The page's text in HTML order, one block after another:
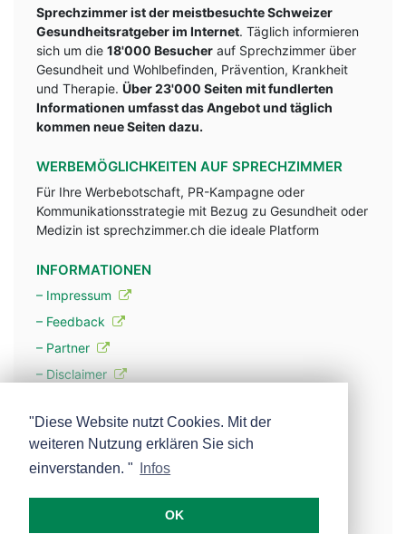
Sprechzimmer ist der meistbesuchte Schweizer
Gesundheitsratgeber im Internet. Täglich informieren
sich um die 18'000 Besucher auf Sprechzimmer über
Gesundheit und Wohlbefinden, Prävention, Krankheit
und Therapie. Über 23'000 Seiten mit fundlerten
Informationen umfasst das Angebot und täglich
kommen neue Seiten dazu.
WERBEMÖGLICHKEITEN AUF SPRECHZIMMER
Für Ihre Werbebotschaft, PR-Kampagne oder
Kommunikationsstrategie mit Bezug zu Gesundheit oder
Medizin ist sprechzimmer.ch die ideale Platform
INFORMATIONEN
– Impressum
– Feedback
– Partner
– Disclaimer
– Werbung
– Mehr über unsere Experten
"Diese Website nutzt Cookies. Mit der
weiteren Nutzung erklären Sie sich
einverstanden. "
Infos
OK